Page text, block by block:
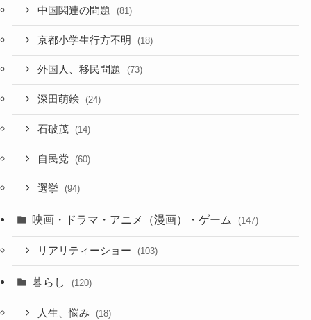
中国関連の問題 (81)
京都小学生行方不明 (18)
外国人、移民問題 (73)
深田萌絵 (24)
石破茂 (14)
自民党 (60)
選挙 (94)
映画・ドラマ・アニメ（漫画）・ゲーム (147)
リアリティーショー (103)
暮らし (120)
人生、悩み (18)